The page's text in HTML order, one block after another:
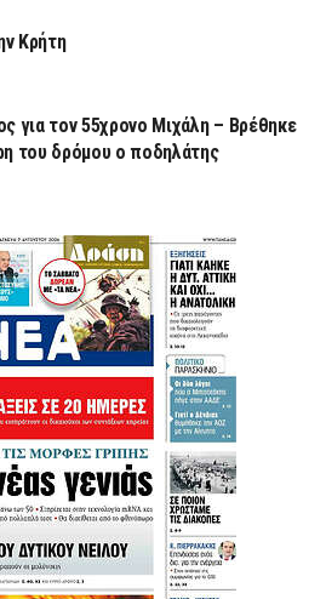
Κρήτη
για τον 55χρονο Μιχάλη – Βρέθηκε
του δρόμου ο ποδηλάτης